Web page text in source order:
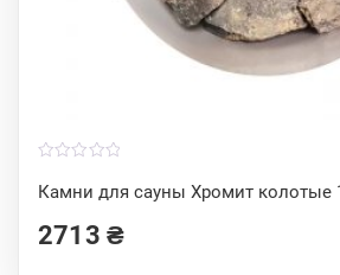
Камни для сауны Хромит колотые
o
u
o
f
2713 ₴